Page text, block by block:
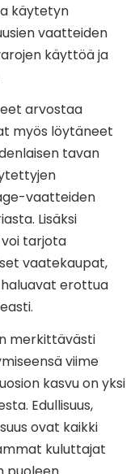
käytetyn
vaatteiden
käyttöä ja
arvostaa
myös löytäneet
tavan
vaatteiden
Lisäksi
tarjota
vaatekaupat,
erottua
merkittävästi
viime
kasvu on yksi
Edullisuus,
ovat kaikki
kuluttajat